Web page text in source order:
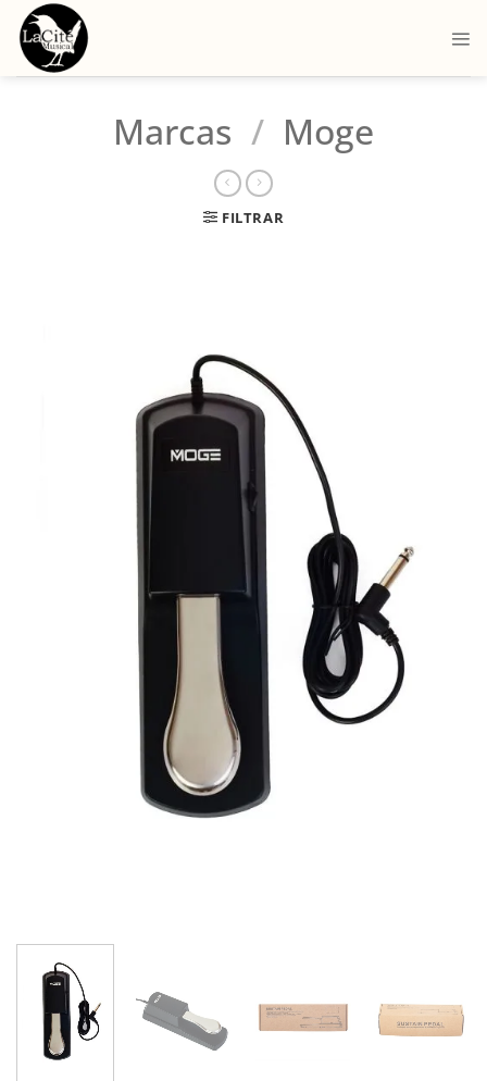
Marcas / Moge
FILTRAR